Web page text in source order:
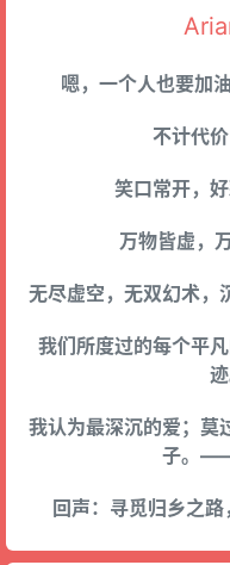
嗯，一个人也要加
不计代
笑口常开，
万物皆虚，
无尽虚空，无双幻术
我们所度过的每个平
我认为最深沉的爱；莫
子。
回声：寻觅归乡之